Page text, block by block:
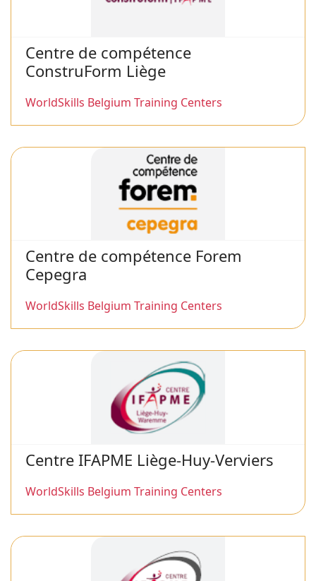
Centre de compétence
ConstruForm Liège
WorldSkills Belgium Training Centers
Centre de compétence Forem
Cepegra
WorldSkills Belgium Training Centers
Centre IFAPME Liège-Huy-Verviers
WorldSkills Belgium Training Centers